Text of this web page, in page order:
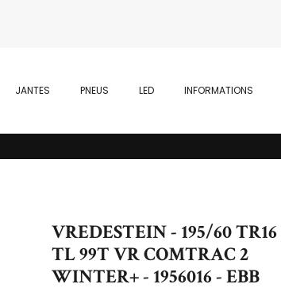
JANTES PNEUS LED INFORMATIONS
VREDESTEIN - 195/60 TR16
TL 99T VR COMTRAC 2
WINTER+ - 1956016 - EBB